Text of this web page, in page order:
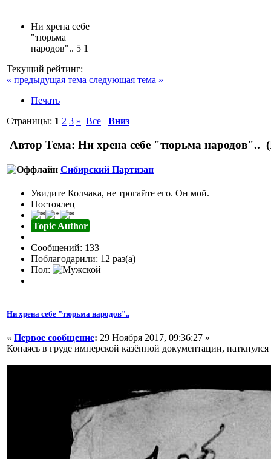
Ни хрена себе
"тюрьма
народов".. 5 1
Текущий рейтинг:
« предыдущая тема следующая тема »
Печать
Страницы: 1 2 3 » Все Вниз
Автор Тема: Ни хрена себе "тюрьма народов"..
Сибирский Партизан
Увидите Колчака, не трогайте его. Он мой.
Постоялец
Topic Author
Сообщений: 133
Поблагодарили: 12 раз(а)
Пол:
Ни хрена себе "тюрьма народов"..
« Первое сообщение: 29 Ноября 2017, 09:36:27 »
Копаясь в груде имперской казённой документации,